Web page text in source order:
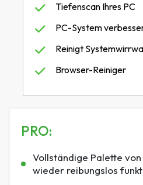
Tiefenscan Ihres PC
PC-System
Reinigt
Browser-Reiniger
PRO:
Vollständige Palette
wieder reibungslos